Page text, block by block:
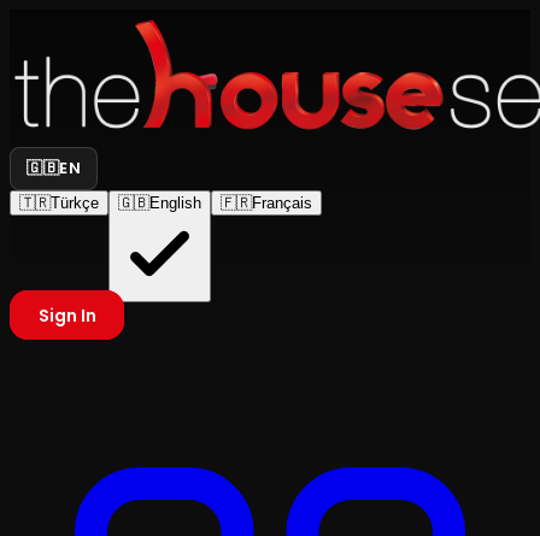
🇬🇧EN
🇹🇷Türkçe 🇬🇧English 🇫🇷Français
Sign In